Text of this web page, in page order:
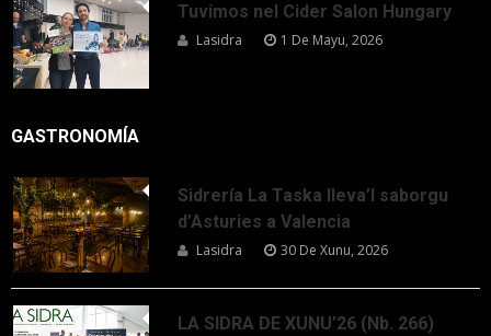
Tuvimos nel Cider Salon Hungary
Lasidra 1 De Mayu, 2026
GASTRONOMÍA
Sidrería La Taska lleva’l saborgu
d’Asturies a Valencia
Lasidra 30 De Xunu, 2026
LA SIDRA DE XUNU’26 (Nb. 266)